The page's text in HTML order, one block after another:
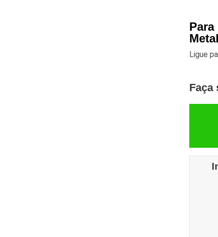
Ligue
Faça